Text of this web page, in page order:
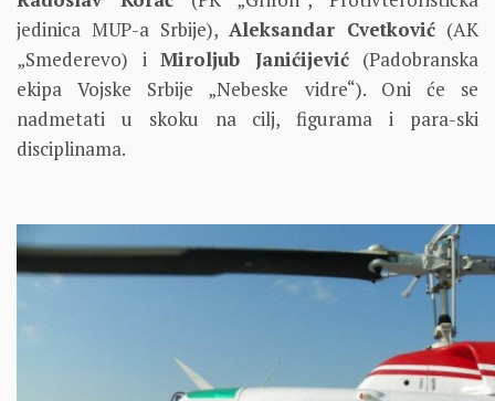
jedinica MUP-a Srbije), Aleksandar Cvetković (AK
„Smederevo) i Miroljub Janićijević(Padobranska
ekipa Vojske Srbije „Nebeske vidre“). Oni će se
nadmetati u skoku na cilj, figurama i para-ski
disciplinama.